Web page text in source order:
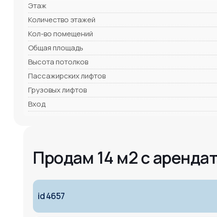
Этаж
Количество этажей
Кол-во помещений
Общая площадь
Высота потолков
Пассажирских лифтов
Грузовых лифтов
Вход
Продам 14 м2 с
id 4657